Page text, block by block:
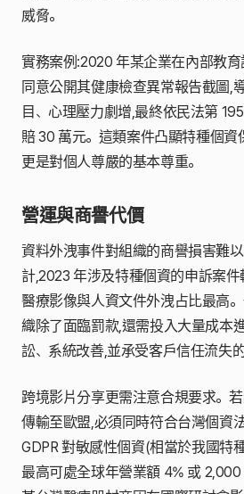
威脅。
實務案例:2020 年某企業在內部教
同意公開其健康檢查異常報告截圖,
目、心理壓力劇增,最終依民法第
賠 30 萬元。這類案件凸顯特種個資
更是對個人尊嚴的基本尊重。
營運與商譽代價
資料外洩事件對組織的商譽損害難
計,2023 年涉及特種個資的申訴案
醫療影像與人資文件外洩占比最高
織除了面臨罰款,還需投入大量成本
訟、系統改善,並承受客戶信任流失
跨境影片分享更需注意合規要求。
傳輸至歐盟,必須同時符合台灣個資法
GDPR 對敏感性個資(相當於我國特
最高可處全球年營業額 4% 或